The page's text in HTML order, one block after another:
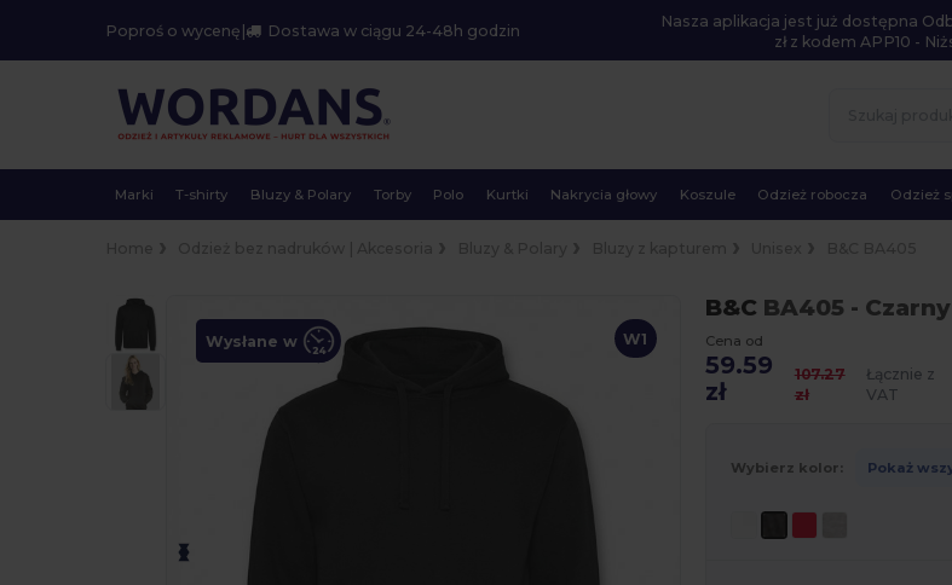
Poproś o wycenę | Dostawa w ciągu 24-48h godzin
Nasza aplikacja jest już dostępna
zł z kodem APP10 -
Marki T-shirty Bluzy & Polary Torby Polo Kurtki Nakrycia głowy Koszule Odzież robocza Odzież
W1
Wysłane w
B&C BA405 - Czarny
Cena od
59.59
zł
107.27
zł
Łącznie z
VAT
Wybierz kolor: Pokaż